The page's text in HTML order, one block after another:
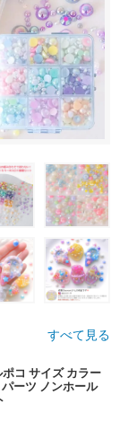
すべて見る
コ サイズ カラー
ーツ ノンホール